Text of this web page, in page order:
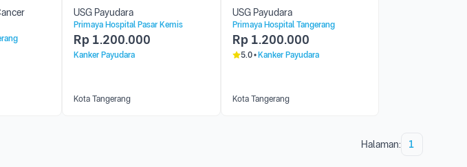
USG Payudara
Primaya Hospital Pasar Kemis
Rp 1.200.000
Kanker Payudara
Kota Tangerang
USG Payudara
Primaya Hospital Tangerang
Rp 1.200.000
5.0 Kanker Payudara
Kota Tangerang
Halaman: 1